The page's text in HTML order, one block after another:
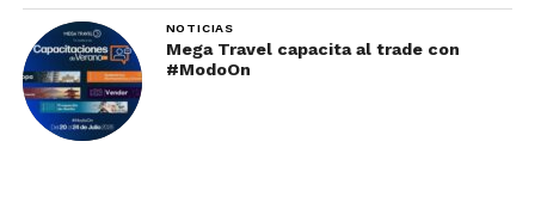
NOTICIAS
Mega Travel capacita al trade con
#ModoOn